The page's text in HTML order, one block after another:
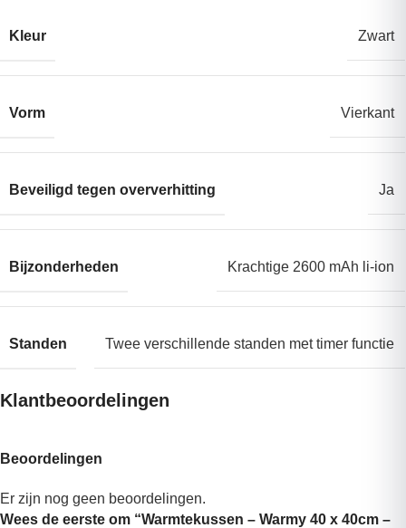
Kleur Zwart
Vorm Vierkant
Beveiligd tegen oververhitting Ja
Bijzonderheden Krachtige 2600 mAh li-ion
Standen Twee verschillende standen met timer functie
Klantbeoordelingen
Beoordelingen
Er zijn nog geen beoordelingen.
Wees de eerste om “Warmtekussen – Warmy 40 x 40cm –